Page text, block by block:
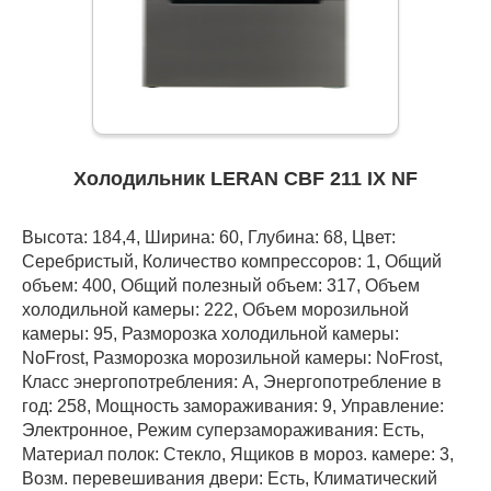
Холодильник LERAN CBF 211 IX NF
Высота: 184,4, Ширина: 60, Глубина: 68, Цвет:
Серебристый, Количество компрессоров: 1, Общий
объем: 400, Общий полезный объем: 317, Объем
холодильной камеры: 222, Объем морозильной
камеры: 95, Разморозка холодильной камеры:
NoFrost, Разморозка морозильной камеры: NoFrost,
Класс энергопотребления: А, Энергопотребление в
год: 258, Мощность замораживания: 9, Управление:
Электронное, Режим суперзамораживания: Есть,
Материал полок: Стекло, Ящиков в мороз. камере: 3,
Возм. перевешивания двери: Есть, Климатический